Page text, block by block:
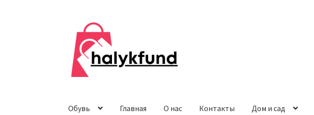
Перейти
навигации
Перейти
содержимому
Обувь Главная О нас Контакты Дом и сад